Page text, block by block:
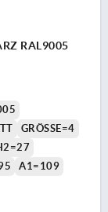
RAL9005
GRÖSSE=4
A1=109